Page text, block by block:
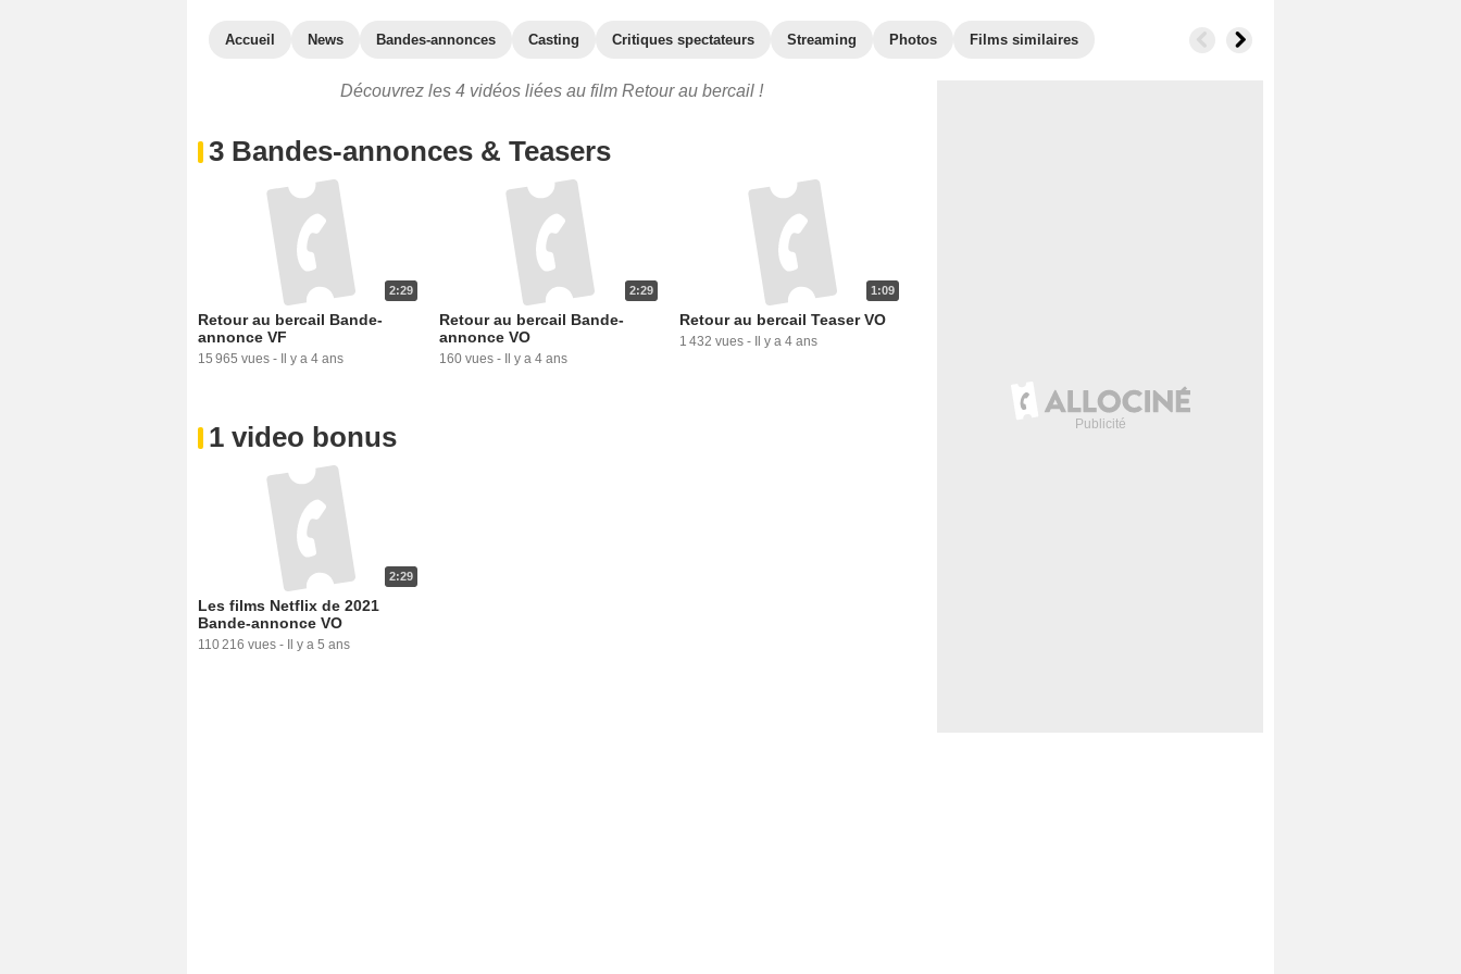
Accueil News Bandes-annonces Casting Critiques spectateurs Streaming Photos Films similaires
Découvrez les 4 vidéos liées au film Retour au bercail !
3 Bandes-annonces & Teasers
2:29
Retour au bercail Bande-
annonce VF
15 965 vues - Il y a 4 ans
2:29
Retour au bercail Bande-
annonce VO
160 vues - Il y a 4 ans
1:09
Retour au bercail Teaser VO
1 432 vues - Il y a 4 ans
1 video bonus
2:29
Les films Netflix de 2021
Bande-annonce VO
110 216 vues - Il y a 5 ans